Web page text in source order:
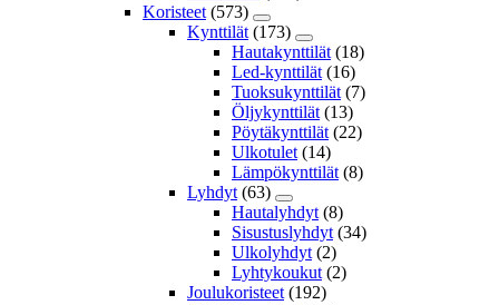
Koristeet (573)
Kynttilät (173)
Hautakynttilät (18)
Led-kynttilät (16)
Tuoksukynttilät (7)
Öljykynttilät (13)
Pöytäkynttilät (22)
Ulkotulet (14)
Lämpökynttilät (8)
Lyhdyt (63)
Hautalyhdyt (8)
Sisustuslyhdyt (34)
Ulkolyhdyt (2)
Lyhtykoukut (2)
Joulukoristeet (192)